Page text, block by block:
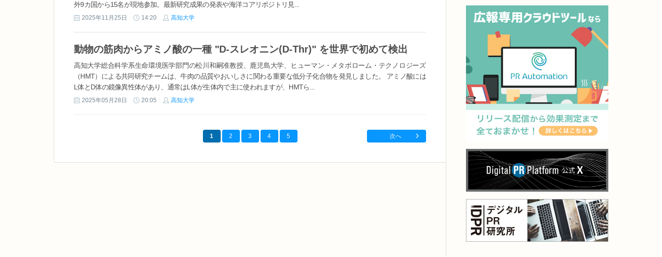
外9カ国から15名が現地参加。最新研究成果の発表や海洋コアリポジトリ見...
2025年11月25日 14:20 高知大学
動物の筋肉からアミノ酸の一種 "D-スレオニン(D-Thr)" を世界で初めて検出
高知大学総合科学系生命環境医学部門の松川和嗣准教授、鹿児島大学、ヒューマン・メタボローム・テクノロジーズ
（HMT）による共同研究チームは、牛肉の品質やおいしさに関わる重要な低分子化合物を発見しました。 アミノ酸には
L体とD体の鏡像異性体があり、通常はL体が生体内で主に使われますが、HMTら...
2025年05月28日 20:05 高知大学
1 2 3 4 5 次へ